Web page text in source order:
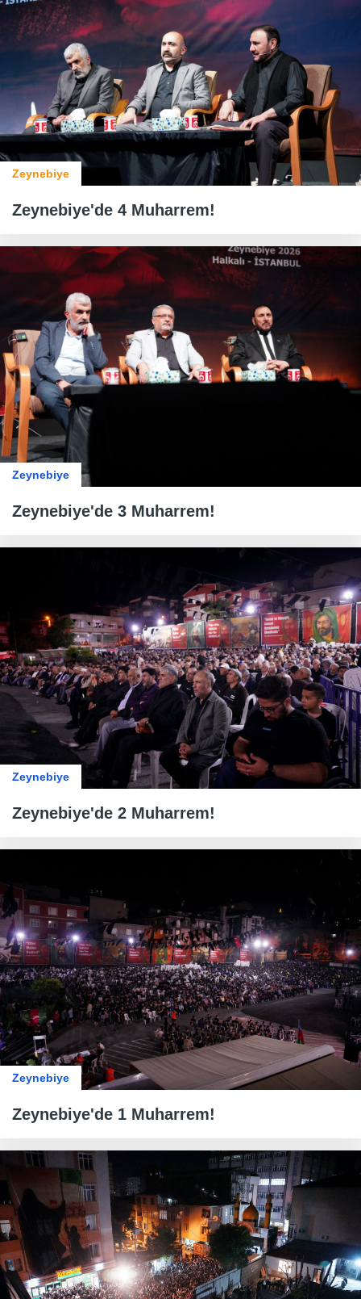
Zeynebiye
Zeynebiye'de 4 Muharrem!
Zeynebiye
Zeynebiye'de 3 Muharrem!
Zeynebiye
Zeynebiye'de 2 Muharrem!
Zeynebiye
Zeynebiye'de 1 Muharrem!